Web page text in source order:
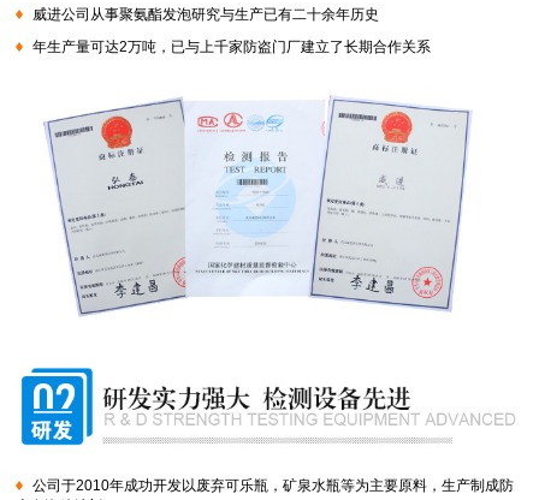
威进公司从事聚氨酯发泡研究与生产已有二十余年历史
年生产量可达2万吨，已与上千家防盗门厂建立了长期合作关系
公司于2010年成功开发以废弃可乐瓶，矿泉水瓶等为主要原料，生产制成防